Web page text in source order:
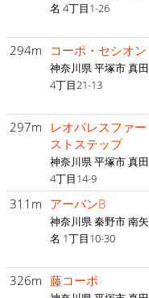
名 4丁目1-26
294m コーポ・セシオン
神奈川県 平塚市 真田
4丁目21-13
297m
レオパレスファー
ストステップ
神奈川県 平塚市 真田
4丁目14-9
311m アーバンB
神奈川県 秦野市 南矢
名 1丁目10-30
326m 藤コーポ